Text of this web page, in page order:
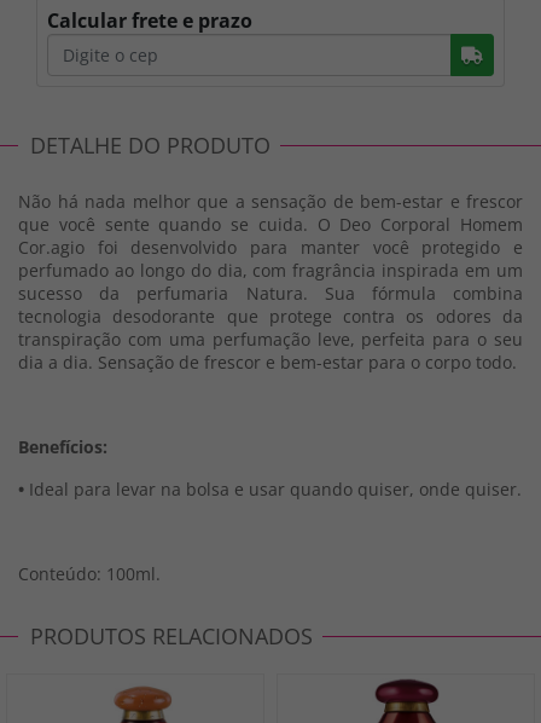
Calcular frete e prazo
DETALHE DO PRODUTO
Não há nada melhor que a sensação de bem-estar e frescor
que você sente quando se cuida. O Deo Corporal Homem
Cor.agio foi desenvolvido para manter você protegido e
perfumado ao longo do dia, com fragrância inspirada em um
sucesso da perfumaria Natura. Sua fórmula combina
tecnologia desodorante que protege contra os odores da
transpiração com uma perfumação leve, perfeita para o seu
dia a dia. Sensação de frescor e bem-estar para o corpo todo.
Benefícios:
• Ideal para levar na bolsa e usar quando quiser, onde quiser.
Conteúdo: 100ml.
PRODUTOS RELACIONADOS